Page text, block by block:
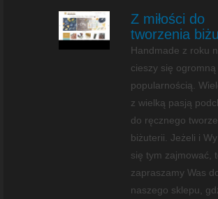
Z miłości do
tworzenia
Handmade z roku
cieszy się ogromną
popularnością.
z wielką pasją
do ręcznego
biżuterii. Jeżeli i
się tym zajmować,
zapraszamy Was
naszego sklepu,